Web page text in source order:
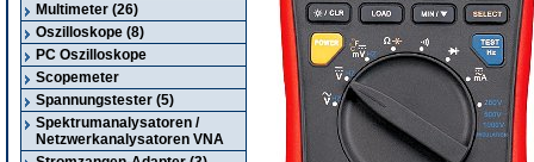
Multimeter (26)
Oszilloskope (8)
PC Oszilloskope
Scopemeter
Spannungstester (5)
Spektrumanalysatoren /
Netzwerkanalysatoren VNA